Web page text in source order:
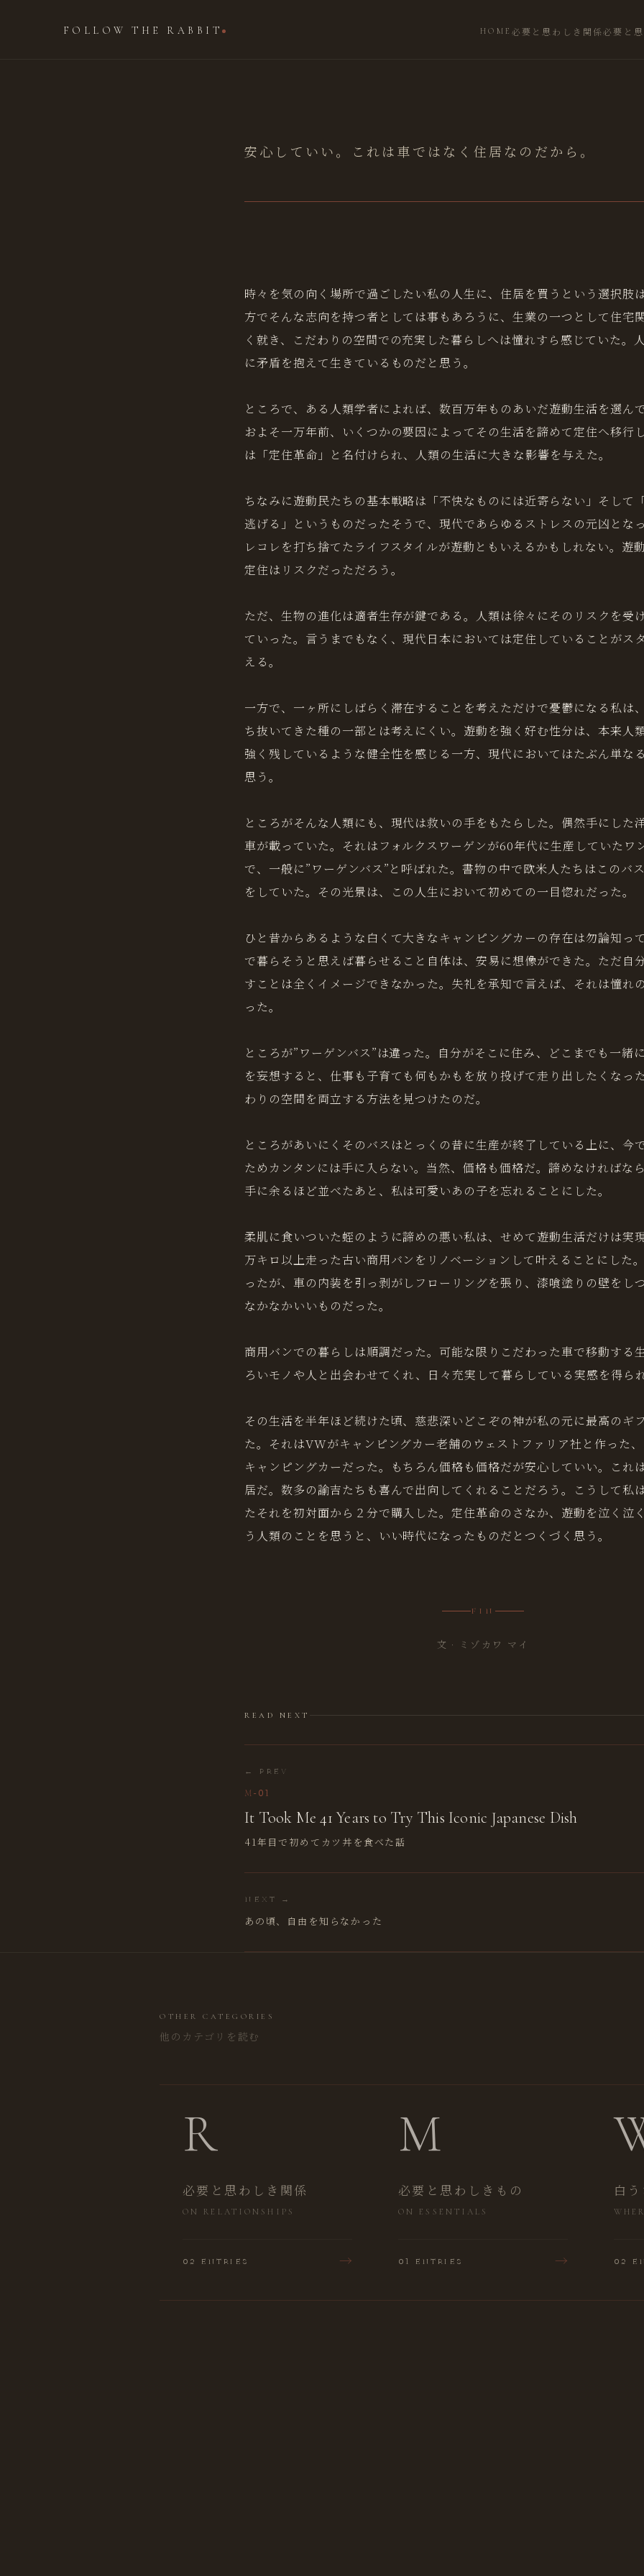
FOLLOW THE RABBIT HOME 必要と思わしき関係必要と
安心していい。これは車ではなく住居なのだから。
時々を気の向く場所で過ごしたい私の人生に、住居を買うという選択肢
方でそんな志向を持つ者としては事もあろうに、生業の一つとして住宅
く就き、こだわりの空間での充実した暮らしへは憧れすら感じていた。
に矛盾を抱えて生きているものだと思う。
ところで、ある人類学者によれば、数百万年ものあいだ遊動生活を選ん
およそ一万年前、いくつかの要因によってその生活を諦めて定住へ移行
は「定住革命」と名付けられ、人類の生活に大きな影響を与えた。
ちなみに遊動民たちの基本戦略は「不快なものには近寄らない」そして
逃げる」というものだったそうで、現代であらゆるストレスの元凶とな
レコレを打ち捨てたライフスタイルが遊動ともいえるかもしれない。遊
定住はリスクだっただろう。
ただ、生物の進化は適者生存が鍵である。人類は徐々にそのリスクを受
ていった。言うまでもなく、現代日本においては定住していることがス
える。
一方で、一ヶ所にしばらく滞在することを考えただけで憂鬱になる私は
ち抜いてきた種の一部とは考えにくい。遊動を強く好む性分は、本来人
強く残しているような健全性を感じる一方、現代においてはたぶん単な
思う。
ところがそんな人類にも、現代は救いの手をもたらした。偶然手にした
車が載っていた。それはフォルクスワーゲンが60年代に生産していたワ
で、一般に”ワーゲンバス”と呼ばれた。書物の中で欧米人たちはこのバ
をしていた。その光景は、この人生において初めての一目惚れだった。
ひと昔からあるような白くて大きなキャンピングカーの存在は勿論知っ
で暮らそうと思えば暮らせること自体は、安易に想像ができた。ただ自
すことは全くイメージできなかった。失礼を承知で言えば、それは憧れ
った。
ところが”ワーゲンバス”は違った。自分がそこに住み、どこまでも一緒
を妄想すると、仕事も子育ても何もかもを放り投げて走り出したくなっ
わりの空間を両立する方法を見つけたのだ。
ところがあいにくそのバスはとっくの昔に生産が終了している上に、今
ためカンタンには手に入らない。当然、価格も価格だ。諦めなければな
手に余るほど並べたあと、私は可愛いあの子を忘れることにした。
柔肌に食いついた蛭のように諦めの悪い私は、せめて遊動生活だけは実
万キロ以上走った古い商用バンをリノベーションして叶えることにした
ったが、車の内装を引っ剥がしフローリングを張り、漆喰塗りの壁をし
なかなかいいものだった。
商用バンでの暮らしは順調だった。可能な限りこだわった車で移動する
ろいモノや人と出会わせてくれ、日々充実して暮らしている実感を得られ
その生活を半年ほど続けた頃、慈悲深いどこぞの神が私の元に最高のギ
た。それはVWがキャンピングカー老舗のウェストファリア社と作った
キャンピングカーだった。もちろん価格も価格だが安心していい。これ
居だ。数多の諭吉たちも喜んで出向してくれることだろう。こうして私
たそれを初対面から２分で購入した。定住革命のさなか、遊動を泣く泣
う人類のことを思うと、いい時代になったものだとつくづく思う。
FIN
文 · ミゾカワ マイ
READ NEXT
← PREV
M-01
It Took Me 41 Years to Try This Iconic Japanese Dish
41年目で初めてカツ丼を食べた話
NEXT →
あの頃、自由を知らなかった
OTHER CATEGORIES
他のカテゴリを読む
R
必要と思わしき関係
ON RELATIONSHIPS
02 ENTRIES →
M
必要と思わしきもの
ON ESSENTIALS
01 ENTRIES →
白
02